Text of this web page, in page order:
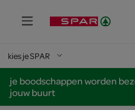
kies je SPAR
je boodschappen worden
jouw buurt